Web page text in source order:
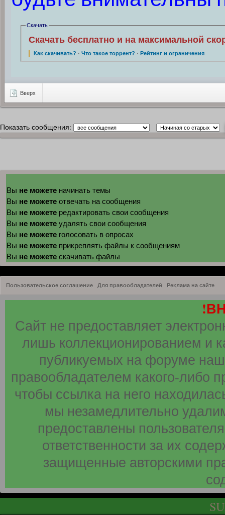
Скачать
Скачать бесплатно и на максимальной
Как скачивать? ·Что такое торрент? ·Рейтинг и ограничения
Вверх
Показать сообщения:
Вы не можете начинать темы
Вы не можете отвечать на сообщения
Вы не можете редактировать свои сообщения
Вы не можете удалять свои сообщения
Вы не можете голосовать в опросах
Вы не можете прикреплять файлы к сообщениям
Вы не можете скачивать файлы
Пользовательское соглашение Для правообладателей Реклама на сайте
Сайт не предоставляет
лишь коллекционированием и
публикуемых на форуме
правообладателем какого-либо
чтобы ссылка на него
мы незамедлительно
предоставлены
ответственности за их
защищенные авторскими